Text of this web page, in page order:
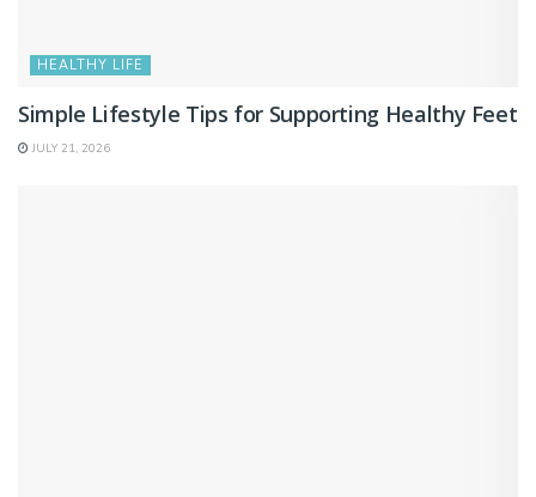
HEALTHY LIFE
Simple Lifestyle Tips for Supporting Healthy Feet
JULY 21, 2026